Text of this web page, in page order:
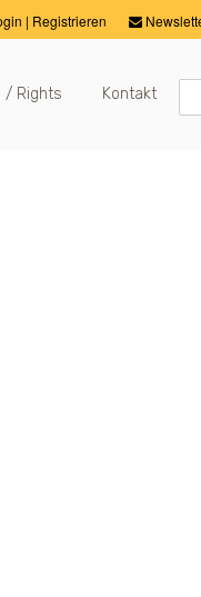
| Registrieren
/ Rights Kontakt